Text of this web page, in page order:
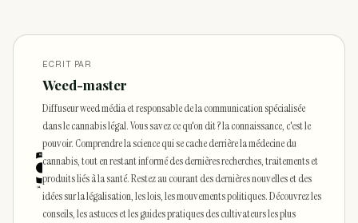
ECRIT PAR
Weed-master
Diffuseur weed média et responsable de la communication spécialisée
dans le cannabis légal. Vous savez ce qu'on dit ? la connaissance, c'est le
pouvoir. Comprendre la science qui se cache derrière la médecine du
cannabis, tout en restant informé des dernières recherches, traitements et
produits liés à la santé. Restez au courant des dernières nouvelles et des
idées sur la légalisation, les lois, les mouvements politiques. Découvrez les
conseils, les astuces et les guides pratiques des cultivateurs les plus